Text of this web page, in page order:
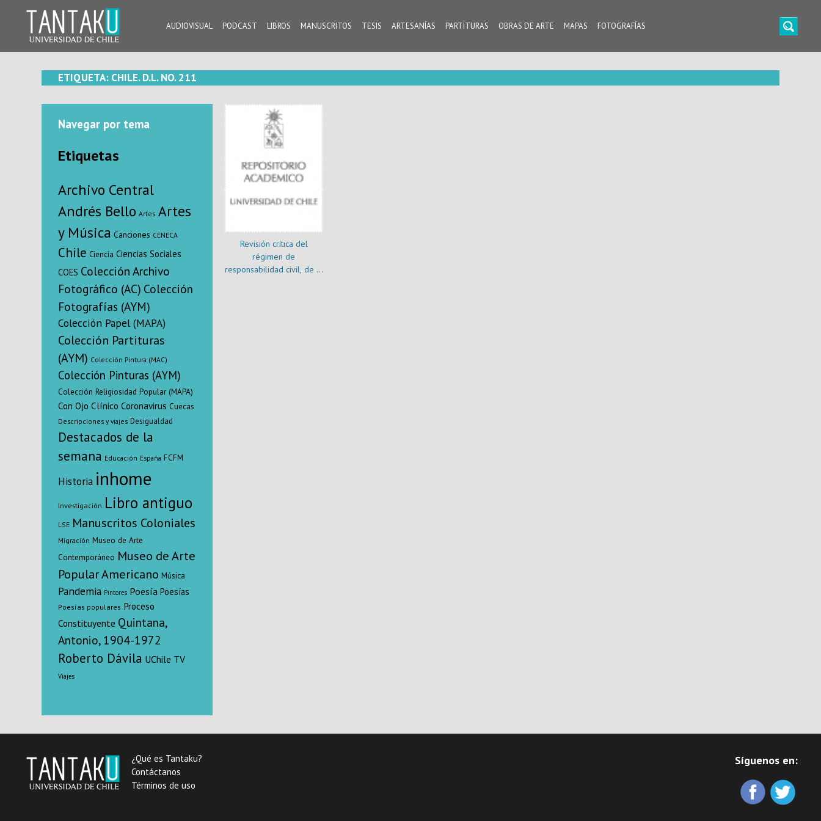
content
AUDIOVISUAL PODCAST LIBROS MANUSCRITOS TESIS ARTESANÍAS PARTITURAS OBRAS DE ARTE MAPAS FOTOGRAFÍAS
ETIQUETA: CHILE. D.L. NO. 211
Navegar por tema
Etiquetas
Archivo Central
Andrés Bello Artes Artes
y Música Canciones CENECA
Chile Ciencia Ciencias Sociales
COES Colección Archivo
Fotográfico (AC) Colección
Fotografías (AYM)
Colección Papel (MAPA)
Colección Partituras
(AYM) Colección Pintura (MAC)
Colección Pinturas (AYM)
Colección Religiosidad Popular (MAPA)
Con Ojo Clínico Coronavirus Cuecas
Descripciones y viajes Desigualdad
Destacados de la
semana Educación España FCFM
Historia inhome
Investigación Libro antiguo
LSE Manuscritos Coloniales
Migración Museo de Arte
Contemporáneo Museo de Arte
Popular Americano Música
Pandemia Pintores Poesía Poesías
Poesías populares Proceso
Constituyente Quintana,
Antonio, 1904-1972
Roberto Dávila UChile TV
Viajes
Revisión crítica del
régimen de
responsabilidad civil, de la
¿Qué es Tantaku?
Contáctanos
Términos de uso
Síguenos en: